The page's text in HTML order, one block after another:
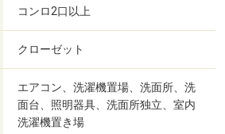
コンロ2口以上
クローゼット
エアコン、洗濯機置場、洗面所、洗
面台、照明器具、洗面所独立、室内
洗濯機置き場